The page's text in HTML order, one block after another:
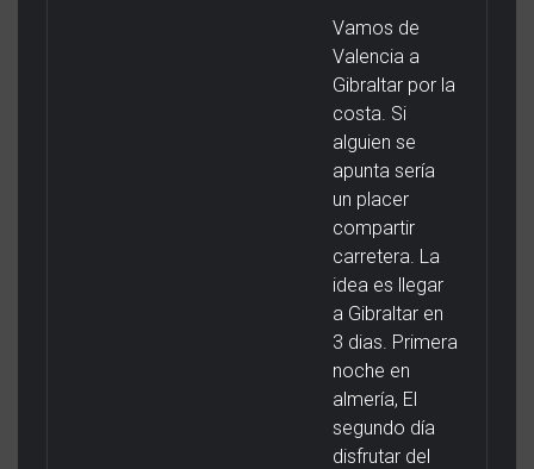
Vamos de
Valencia a
Gibraltar por la
costa. Si
alguien se
apunta sería
un placer
compartir
carretera. La
idea es llegar
a Gibraltar en
3 dias. Primera
noche en
almería, El
segundo día
disfrutar del